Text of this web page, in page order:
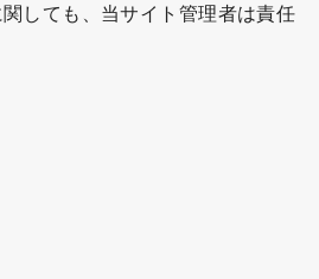
しても、当サイト管理者は責任